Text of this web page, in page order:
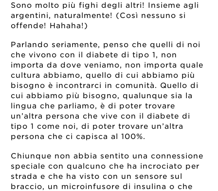
Sono molto più fighi degli altri! Insieme agli
argentini, naturalmente! (Così nessuno si
offende! Hahaha!)
Parlando seriamente, penso che quelli di noi
che vivono con il diabete di tipo 1, non
importa da dove veniamo, non importa quale
cultura abbiamo, quello di cui abbiamo più
bisogno è incontrarci in comunità. Quello di
cui abbiamo più bisogno, qualunque sia la
lingua che parliamo, è di poter trovare
un’altra persona che vive con il diabete di
tipo 1 come noi, di poter trovare un’altra
persona che ci capisca al 100%.
Chiunque non abbia sentito una connessione
speciale con qualcuno che ha incrociato per
strada e che ha visto con un sensore sul
braccio, un microinfusore di insulina o che